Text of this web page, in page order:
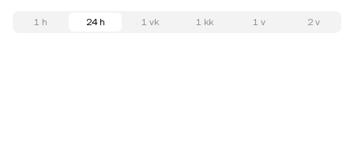
1 h 24 h 1 vk 1 kk 1 v 2 v